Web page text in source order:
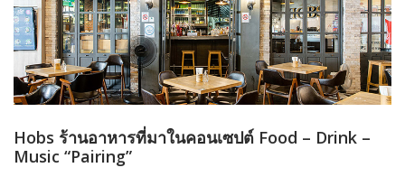
Hobs ร้านอาหารที่มาในคอนเซปต์ Food – Drink –
Music “Pairing”